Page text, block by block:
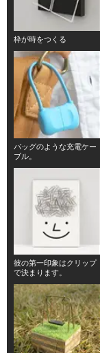
枠が時をつくる
バッグのような充電ケー
ブル。
彼の第一印象はクリップ
で決まります。